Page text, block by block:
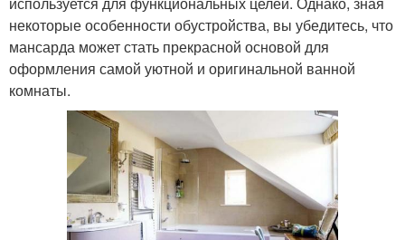
некоторые особенности обустройства, вы убедитесь, что
мансарда может стать прекрасной основой для
оформления самой уютной и оригинальной ванной
комнаты.